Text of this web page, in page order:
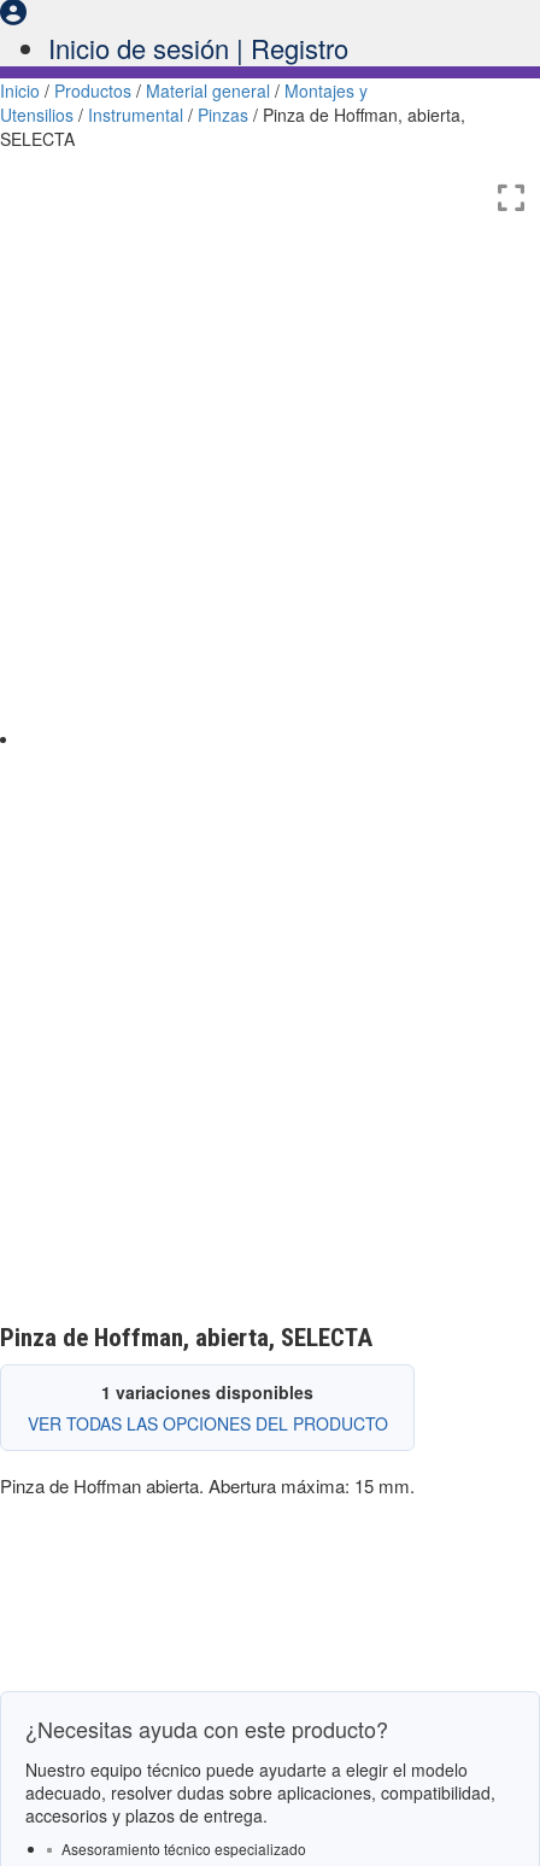
Inicio de sesión | Registro
Inicio / Productos / Material general / Montajes y
Utensilios / Instrumental / Pinzas / Pinza de Hoffman, abierta,
SELECTA
Pinza de Hoffman, abierta, SELECTA
1 variaciones disponibles
VER TODAS LAS OPCIONES DEL PRODUCTO
Pinza de Hoffman abierta. Abertura máxima: 15 mm.
¿Necesitas ayuda con este producto?
Nuestro equipo técnico puede ayudarte a elegir el modelo
adecuado, resolver dudas sobre aplicaciones, compatibilidad,
accesorios y plazos de entrega.
Asesoramiento técnico especializado